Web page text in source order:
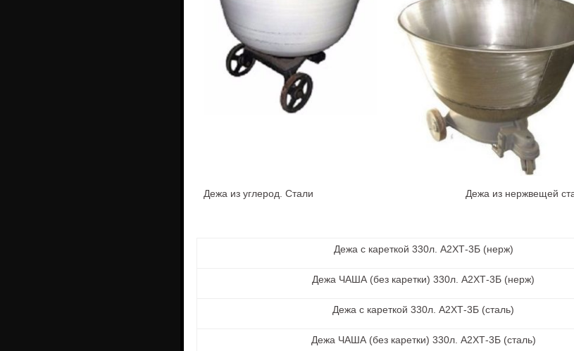
Дежа из углерод. Стали Дежа из нержвещей
Дежа с кареткой 330л. А2ХТ-3Б (нерж)
Дежа ЧАША (без каретки) 330л. А2ХТ-3Б (нерж)
Дежа с кареткой 330л. А2ХТ-3Б (сталь)
Дежа ЧАША (без каретки) 330л. А2ХТ-3Б (сталь)